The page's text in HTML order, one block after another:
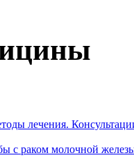
лечения.
с раком молочной